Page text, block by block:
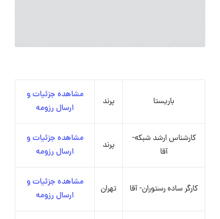
باریستا پرند
مشاهده جزئیات و
ارسال رزومه
کارشناس ارشد شبکه-
آقا
پرند
مشاهده جزئیات و
ارسال رزومه
کارگر ساده رستوران- آقا تهران
مشاهده جزئیات و
ارسال رزومه